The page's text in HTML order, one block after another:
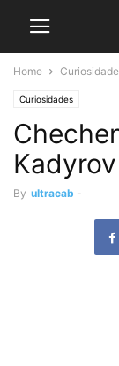
Home
Curiosidades
Kadyrov
By ultracab -